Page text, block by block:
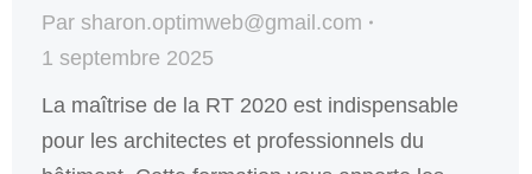
Par sharon.optimweb@gmail.com
1 septembre 2025
La maîtrise de la RT 2020 est indispensable
pour les architectes et professionnels du